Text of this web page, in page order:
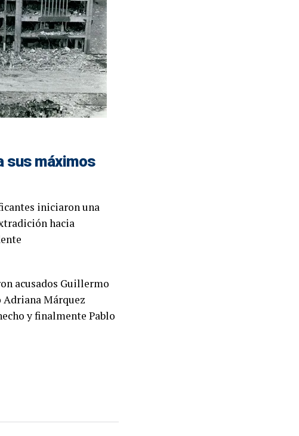
sus máximos
iniciaron una
hacia
acusados Guillermo
Adriana Márquez
y finalmente Pablo